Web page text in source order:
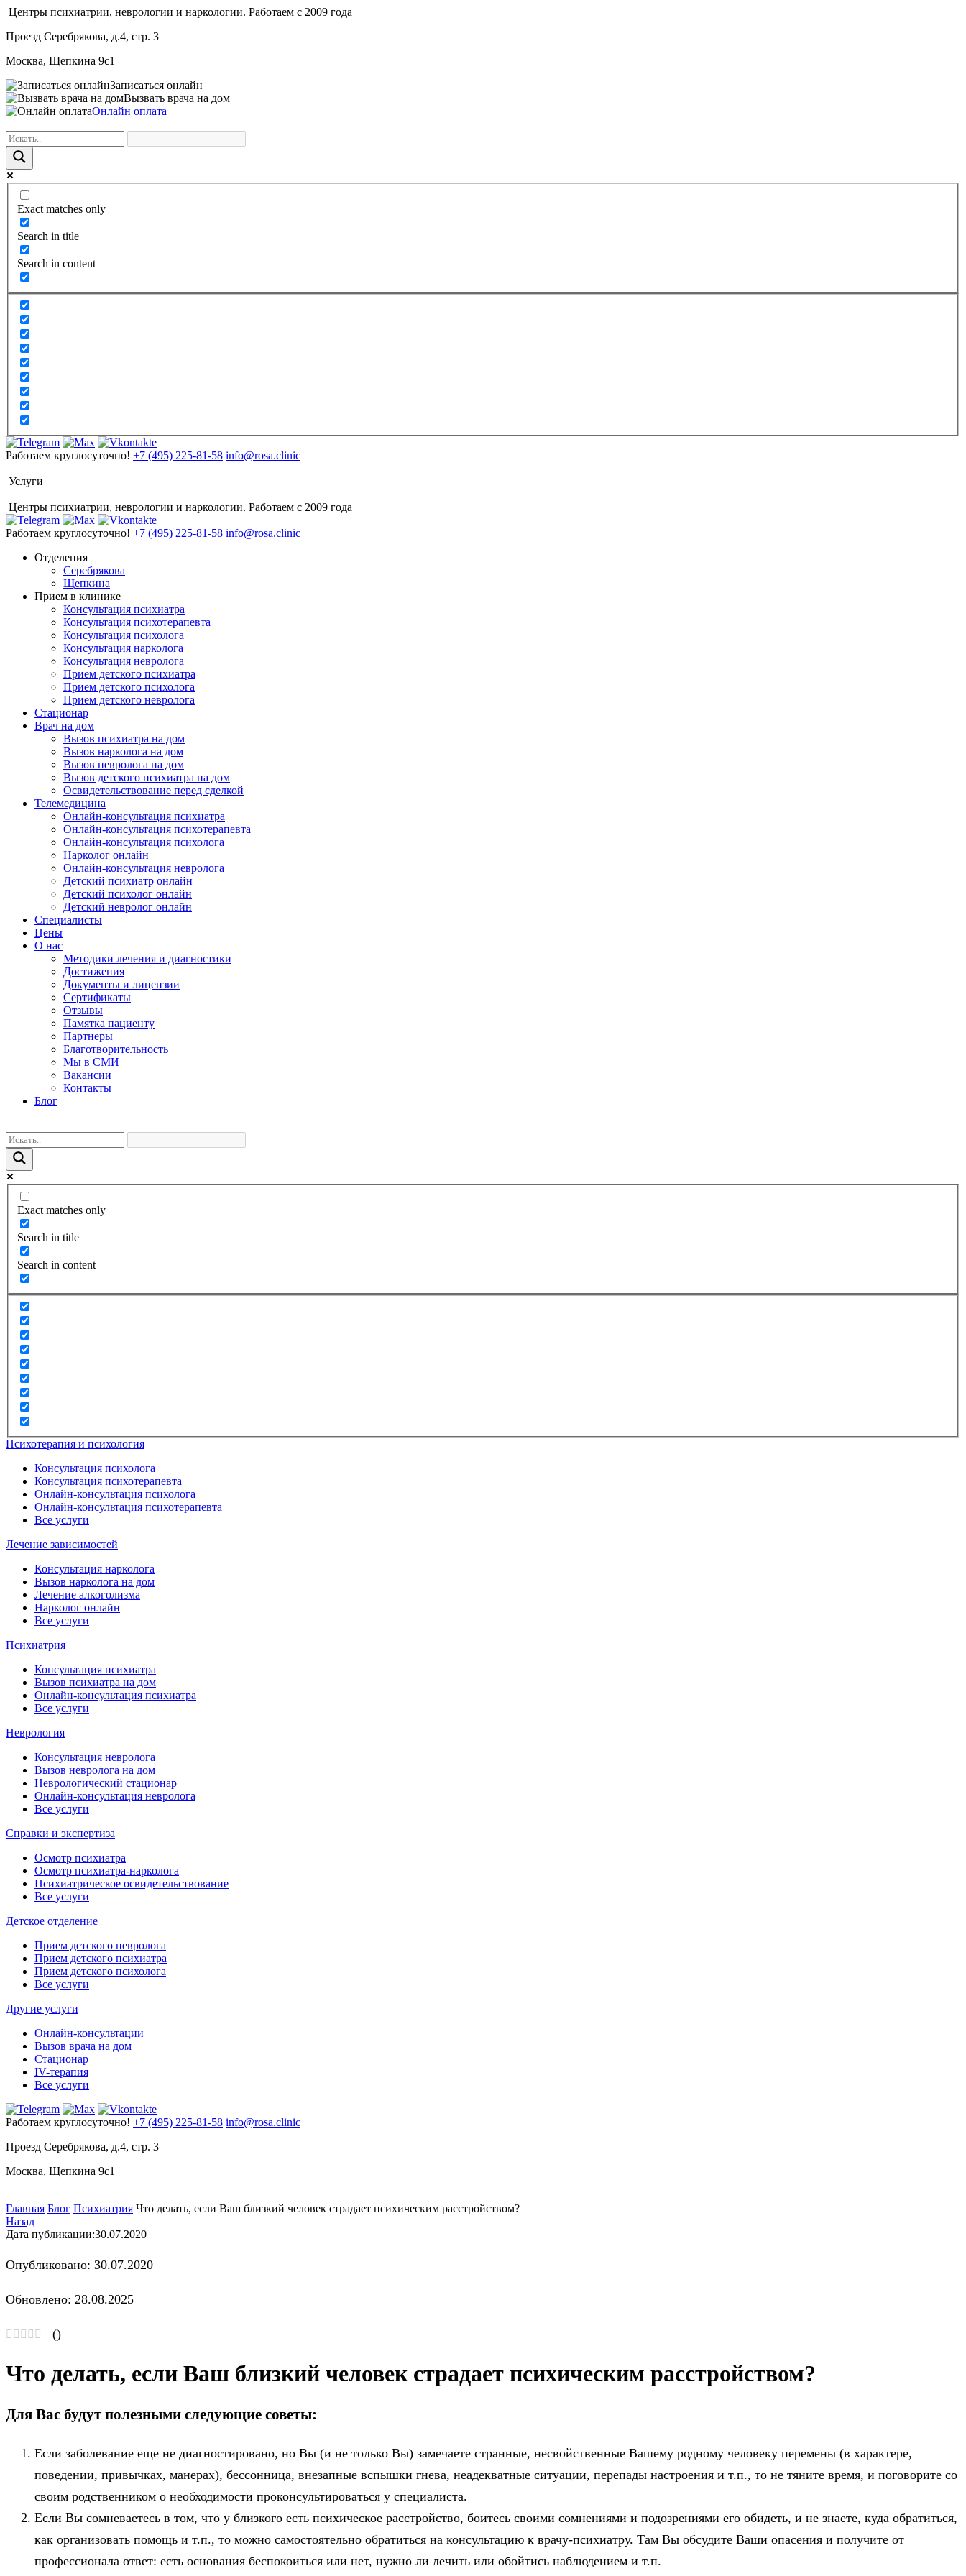
Центры психиатрии, неврологии и наркологии. Работаем с 2009 года
Проезд Серебрякова, д.4, стр. 3
Москва, Щепкина 9с1
Записаться онлайн
Вызвать врача на дом
Онлайн оплата
Exact matches only
Search in title
Search in content
Работаем круглосуточно! +7 (495) 225-81-58 info@rosa.clinic
Услуги
Центры психиатрии, неврологии и наркологии. Работаем с 2009 года
Работаем круглосуточно! +7 (495) 225-81-58 info@rosa.clinic
Отделения
Серебрякова
Щепкина
Прием в клинике
Консультация психиатра
Консультация психотерапевта
Консультация психолога
Консультация нарколога
Консультация невролога
Прием детского психиатра
Прием детского психолога
Прием детского невролога
Стационар
Врач на дом
Вызов психиатра на дом
Вызов нарколога на дом
Вызов невролога на дом
Вызов детского психиатра на дом
Освидетельствование перед сделкой
Телемедицина
Онлайн-консультация психиатра
Онлайн-консультация психотерапевта
Онлайн-консультация психолога
Нарколог онлайн
Онлайн-консультация невролога
Детский психиатр онлайн
Детский психолог онлайн
Детский невролог онлайн
Специалисты
Цены
О нас
Методики лечения и диагностики
Достижения
Документы и лицензии
Сертификаты
Отзывы
Памятка пациенту
Партнеры
Благотворительность
Мы в СМИ
Вакансии
Контакты
Блог
Exact matches only
Search in title
Search in content
Психотерапия и психология
Консультация психолога
Консультация психотерапевта
Онлайн-консультация психолога
Онлайн-консультация психотерапевта
Все услуги
Лечение зависимостей
Консультация нарколога
Вызов нарколога на дом
Лечение алкоголизма
Нарколог онлайн
Все услуги
Психиатрия
Консультация психиатра
Вызов психиатра на дом
Онлайн-консультация психиатра
Все услуги
Неврология
Консультация невролога
Вызов невролога на дом
Неврологический стационар
Онлайн-консультация невролога
Все услуги
Справки и экспертиза
Осмотр психиатра
Осмотр психиатра-нарколога
Психиатрическое освидетельствование
Все услуги
Детское отделение
Прием детского невролога
Прием детского психиатра
Прием детского психолога
Все услуги
Другие услуги
Онлайн-консультации
Вызов врача на дом
Стационар
IV-терапия
Все услуги
Работаем круглосуточно! +7 (495) 225-81-58 info@rosa.clinic
Проезд Серебрякова, д.4, стр. 3
Москва, Щепкина 9с1
Главная Блог Психиатрия Что делать, если Ваш близкий человек страдает психическим расстройством?
Назад
Дата публикации:30.07.2020
Опубликовано: 30.07.2020
Обновлено: 28.08.2025
()
Что делать, если Ваш близкий человек страдает психическим расстройством?
Для Вас будут полезными следующие советы:
Если заболевание еще не диагностировано, но Вы (и не только Вы) замечаете странные, несвойственные Вашему родному человеку перемены (в характере,
поведении, привычках, манерах), бессонница, внезапные вспышки гнева, неадекватные ситуации, перепады настроения и т.п., то не тяните время, и поговорите со
своим родственником о необходимости проконсультироваться у специалиста.
Если Вы сомневаетесь в том, что у близкого есть психическое расстройство, боитесь своими сомнениями и подозрениями его обидеть, и не знаете, куда обратиться,
как организовать помощь и т.п., то можно самостоятельно обратиться на консультацию к врачу-психиатру. Там Вы обсудите Ваши опасения и получите от
профессионала ответ: есть основания беспокоиться или нет, нужно ли лечить или обойтись наблюдением и т.п.